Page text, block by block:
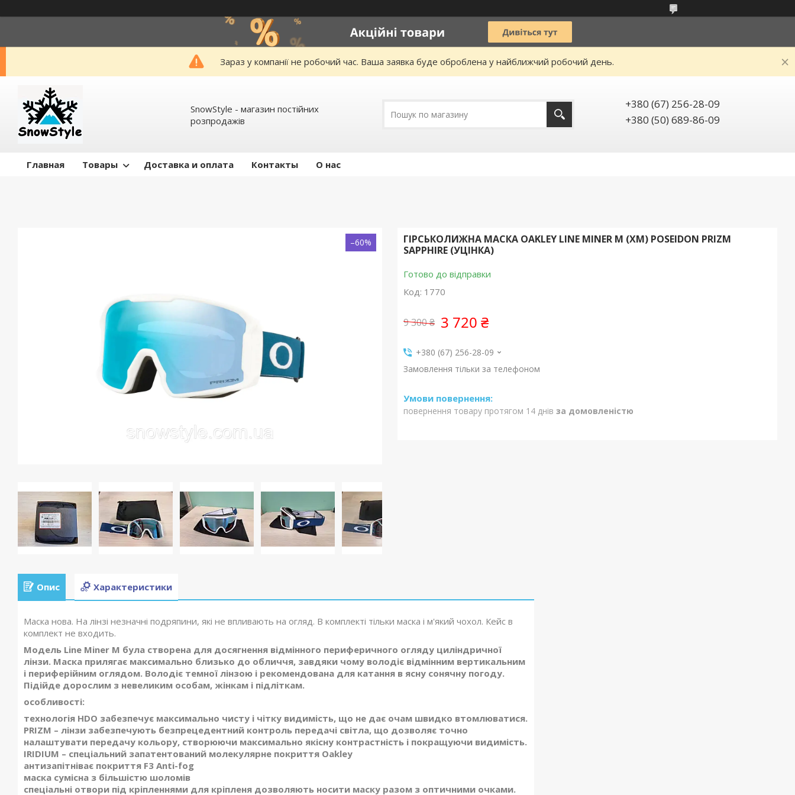
Зараз у компанії не робочий час. Ваша заявка буде оброблена у найближчий робочий день.
SnowStyle - магазин постійних
розпродажів
+380 (67) 256-28-09
+380 (50) 689-86-09
Главная Товары Доставка и оплата Контакты О нас
–60%
ГІРСЬКОЛИЖНА МАСКА OAKLEY LINE MINER M (XM) POSEIDON PRIZM
SAPPHIRE (УЦІНКА)
Готово до відправки
Код: 1770
9 300 ₴ 3 720 ₴
+380 (67) 256-28-09
Замовлення тільки за телефоном
повернення товару протягом 14 днів за домовленістю
Опис Характеристики
Маска нова. На лінзі незначні подряпини, які не впливають на огляд. В комплекті тільки маска і м'який чохол. Кейс в
комплект не входить.
Модель Line Miner M була створена для досягнення відмінного периферичного огляду циліндричної
лінзи. Маска прилягає максимально близько до обличчя, завдяки чому володіє відмінним вертикальним
і периферійним оглядом. Володіє темної лінзою і рекомендована для катання в ясну сонячну погоду.
Підійде дорослим з невеликим особам, жінкам і підліткам.
особливості:
технологія HDO забезпечує максимально чисту і чітку видимість, що не дає очам швидко втомлюватися.
PRIZM – лінзи забезпечують безпрецедентний контроль передачі світла, що дозволяє точно
налаштувати передачу кольору, створюючи максимально якісну контрастність і покращуючи видимість.
IRIDIUM – спеціальний запатентований молекулярне покриття Oakley
антизапітніває покриття F3 Anti-fog
маска сумісна з більшістю шоломів
спеціальні отвори під кріпленнями для кріпленя дозволяють носити маску разом з оптичними очками.